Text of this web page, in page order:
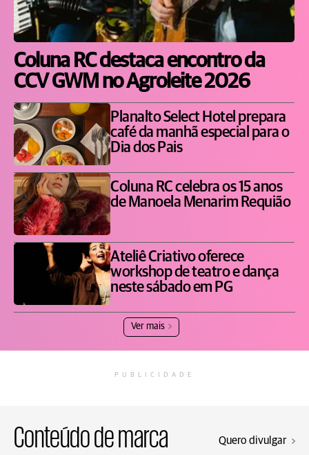
Coluna RC destaca encontro da
CCV GWM no Agroleite 2026
Planalto Select Hotel prepara
café da manhã especial para o
Dia dos Pais
Coluna RC celebra os 15 anos
de Manoela Menarim Requião
Ateliê Criativo oferece
workshop de teatro e dança
neste sábado em PG
Ver mais
PUBLICIDADE
Conteúdo de marca Quero divulgar